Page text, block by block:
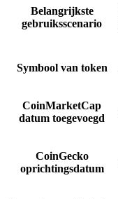
Belangrijkste
gebruiksscenario
Symbool van token
CoinMarketCap
datum toegevoegd
CoinGecko
oprichtingsdatum